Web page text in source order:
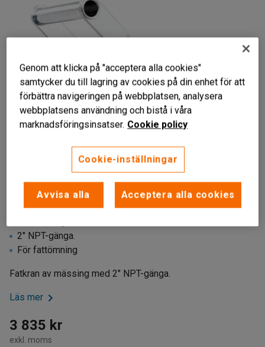
2" NPT-gänga.
För fattömning
Fatkran av mässing med 2" NPT-gänga.
Läs mer
3 835 kr
exkl. moms
Genom att klicka på "acceptera alla cookies"
samtycker du till lagring av cookies på din enhet för att
förbättra navigeringen på webbplatsen, analysera
webbplatsens användning och bistå i våra
marknadsföringsinsatser. Cookie policy
Cookie-inställningar
Avvisa alla Acceptera alla cookies